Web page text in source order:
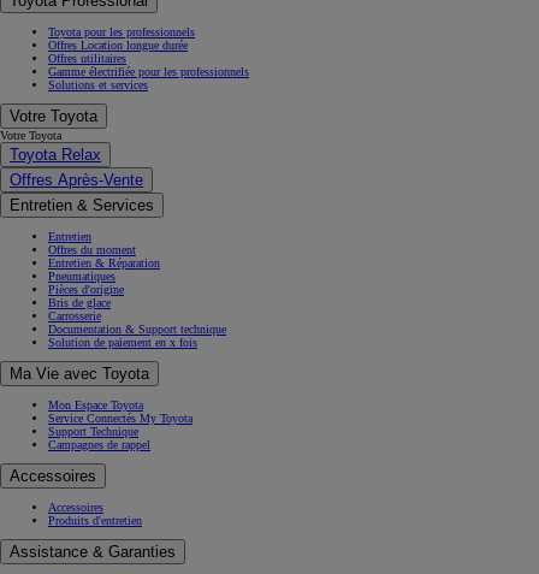
Toyota pour les professionnels
Offres Location longue durée
Offres utilitaires
Gamme électrifiée pour les professionnels
Solutions et services
Votre Toyota
Votre Toyota
Toyota Relax
Offres Après-Vente
Entretien & Services
Entretien
Offres du moment
Entretien & Réparation
Pneumatiques
Pièces d'origine
Bris de glace
Carrosserie
Documentation & Support technique
Solution de paiement en x fois
Ma Vie avec Toyota
Mon Espace Toyota
Service Connectés My Toyota
Support Technique
Campagnes de rappel
Accessoires
Accessoires
Produits d'entretien
Assistance & Garanties